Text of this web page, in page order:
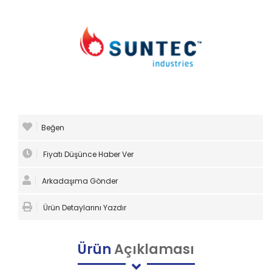
Beğen
Fiyatı Düşünce Haber Ver
Arkadaşıma Gönder
Ürün Detaylarını Yazdır
ÜrünAçıklaması